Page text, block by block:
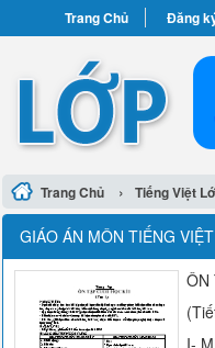
Trang Chủ Đăng
Trang Chủ › Tiếng Việt
GIÁO ÁN MÔN TIẾNG
ÔN
I-